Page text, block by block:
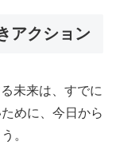
アクション
未来は、すでに
めに、今日から
。